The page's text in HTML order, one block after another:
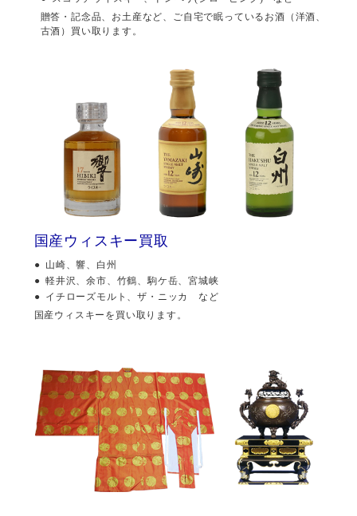
贈答・記念品、お土産など、ご自宅で眠っているお酒（洋酒、
古酒）買い取ります。
国産ウィスキー買取
山崎、響、白州
軽井沢、余市、竹鶴、駒ケ岳、宮城峡
イチローズモルト、ザ・ニッカ など
国産ウィスキーを買い取ります。